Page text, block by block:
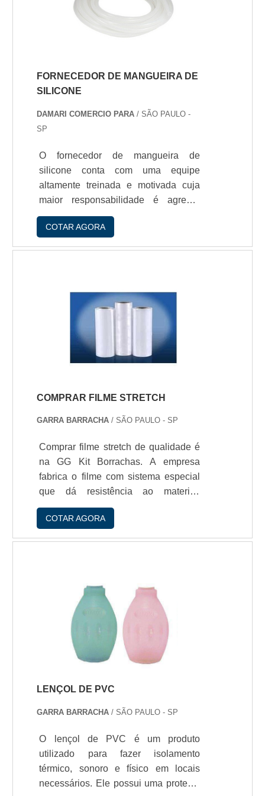
externa.Aplicaçío da lanterna em
alumí­nio a prova de explosío -
FORNECEDOR DE MANGUEIRA DE
SILICONE
DAMARI COMERCIO PARA / SÃO PAULO -
SP
O fornecedor de mangueira de
silicone conta com uma equipe
altamente treinada e motivada cuja
maior responsabilidade é agregar
qualidade em todos os produtos
oferecidos pela empresa, como por
exemplo, bom atendimento,
com qualidade assegurada eótimo
custo-benefício. Ela possui a
qualidade necessária para
desempenhar funções e atender as
necessidades dos clientes. O material
COTAR AGORA
COMPRAR FILME STRETCH
GARRA BARRACHA / SÃO PAULO - SP
Comprar filme stretch de qualidade é
na GG Kit Borrachas. A empresa
fabrica o filme com sistema especial
que dá resistência ao material,
evitando que ocorra rompimento
durante sua utilizaçío.O filme strech
da GG Kit é leve e altamente
em tri-camada, é indicado para devido
a sua capacidade de junçío de caixa
evitando perdas, é utilizado para
fechamento de pallets ou pacotes
grandes.
COTAR AGORA
LENÇOL DE PVC
GARRA BARRACHA / SÃO PAULO - SP
O lençol de PVC é um produto
utilizado para fazer isolamento
térmico, sonoro e físico em locais
necessários. Ele possui uma proteçío